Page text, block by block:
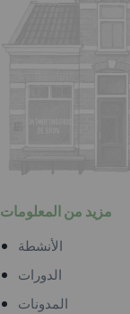
مزيد من المعلومات
الأنشطة
الدورات
المدونات